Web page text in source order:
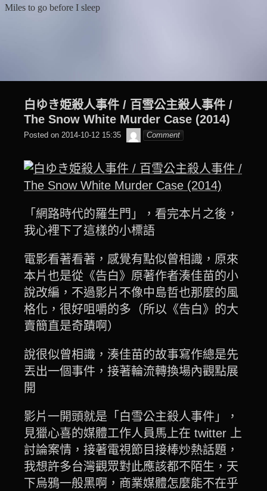
Miles to go before I sleep
白ゆき姫殺人事件 / 百雪公主殺人事件 /
The Snow White Murder Case (2014)
Posted on 2014-10-12 15:35 beagle2001_tw
Comment
「網路時代的羅生門」，看完本片之後，
我心裡下了這樣的小標語
電影看著看著，感覺有點似曾相識，原來
本片也是從《告白》原著作者湊佳苗的小
說改編，不過影片不像中島哲也那麼的風
格化，很好咀嚼的多（所以《告白》的大
賣簡直是奇蹟啊）
說很似曾相識，湊佳苗的故事寫作總是先
丟出一個事件，接著輪流轉換場內觀點展
開
影片一開頭就是「白雪公主殺人事件」，
見獵心喜的媒體工作人員馬上在 twitter 上
討論案情，接著電視節目接棒炒熱話題，
我想許多台灣觀眾對此應該都不陌生，天
下烏鴉一般黑啊，商業媒體怎麼能不在乎